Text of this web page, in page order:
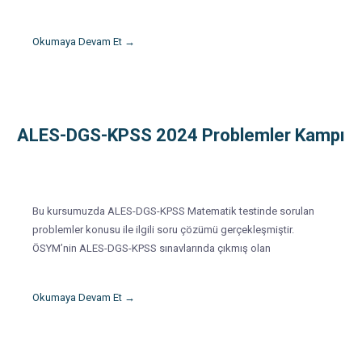
Okumaya Devam Et →
ALES-DGS-KPSS 2024 Problemler Kampı
Bu kursumuzda ALES-DGS-KPSS Matematik testinde sorulan
problemler konusu ile ilgili soru çözümü gerçekleşmiştir.
ÖSYM’nin ALES-DGS-KPSS sınavlarında çıkmış olan
Okumaya Devam Et →